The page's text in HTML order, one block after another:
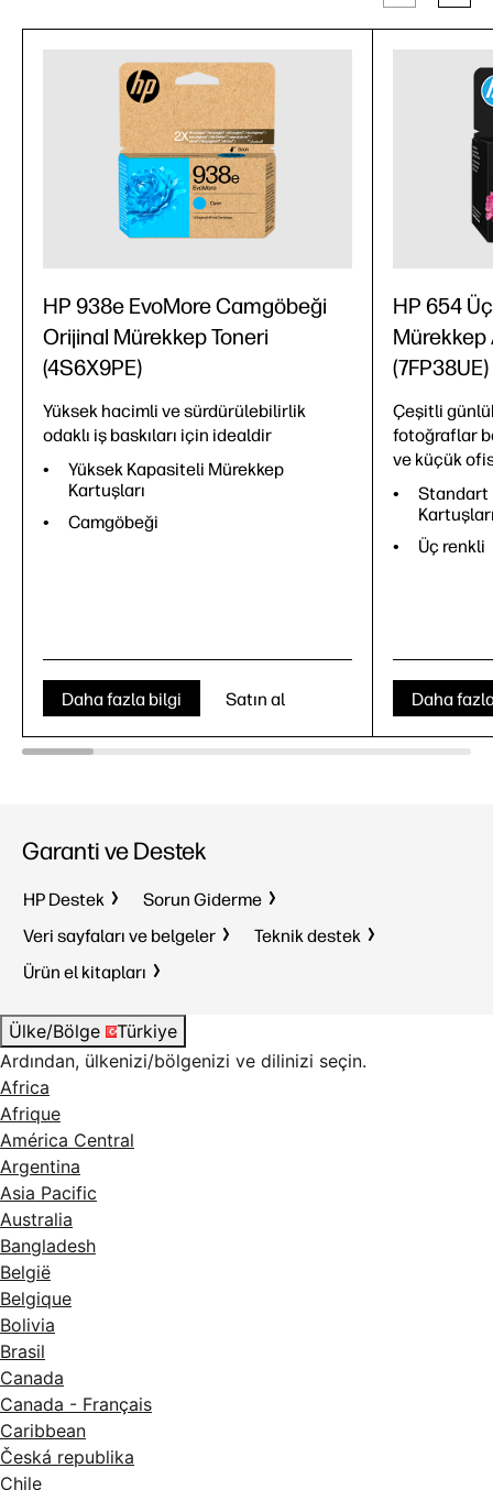
HP 938e EvoMore Camgöbeği
Orijinal Mürekkep Toneri
(4S6X9PE)
Yüksek hacimli ve sürdürülebilirlik
odaklı iş baskıları için idealdir
Yüksek Kapasiteli Mürekkep
Kartuşları
Camgöbeği
Daha fazla bilgi Satın al
HP 654
Mürekkep
(7FP38UE)
Çeşitli
fotoğraflar
ve küçük
Standart
Üç renkli
Daha
Garanti ve Destek
HP Destek
Sorun Giderme
Veri sayfaları ve belgeler
Teknik destek
Ürün el kitapları
Ülke/Bölge
Türkiye
Ardından, ülkenizi/bölgenizi ve dilinizi seçin.
Africa
Afrique
América Central
Argentina
Asia Pacific
Australia
Bangladesh
België
Belgique
Bolivia
Brasil
Canada
Canada - Français
Caribbean
Česká republika
Chile